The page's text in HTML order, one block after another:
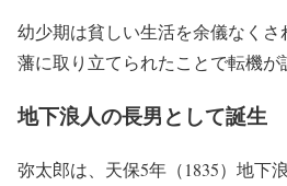
幼少期は貧しい生活を余儀なく
藩に取り立てられたことで転機が
地下浪人の長男として誕生
弥太郎は、天保5年（1835）地下